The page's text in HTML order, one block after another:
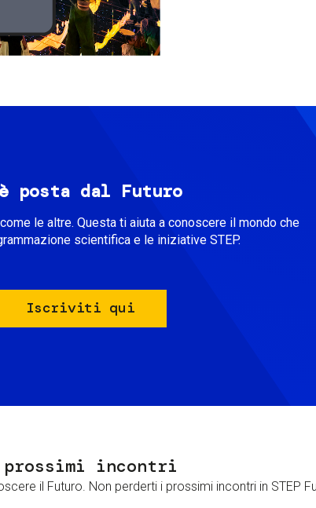
posta dal Futuro
le altre. Questa ti aiuta a conoscere il mondo che
scientifica e le iniziative STEP.
Iscriviti qui
incontri
il Futuro. Non perderti i prossimi incontri in STEP